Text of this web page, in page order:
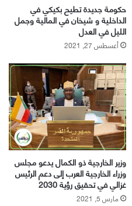
حكومة جديدة تطيح بكيكي في
الداخلية و شيخان في المالية وجمل
الليل في العدل
أغسطس 27, 2021
وزير الخارجية ذو الكمال يدعو مجلس
وزراء الخارجية العرب إلى دعم الرئيس
غزالي في تحقيق رؤية 2030
مارس 5, 2021